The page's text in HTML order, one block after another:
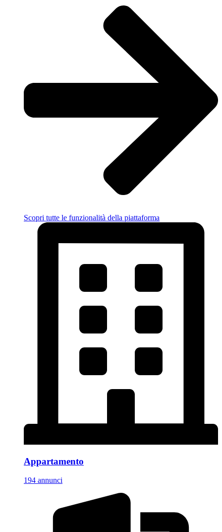
Scopri tutte le funzionalità della piattaforma
Appartamento
194 annunci